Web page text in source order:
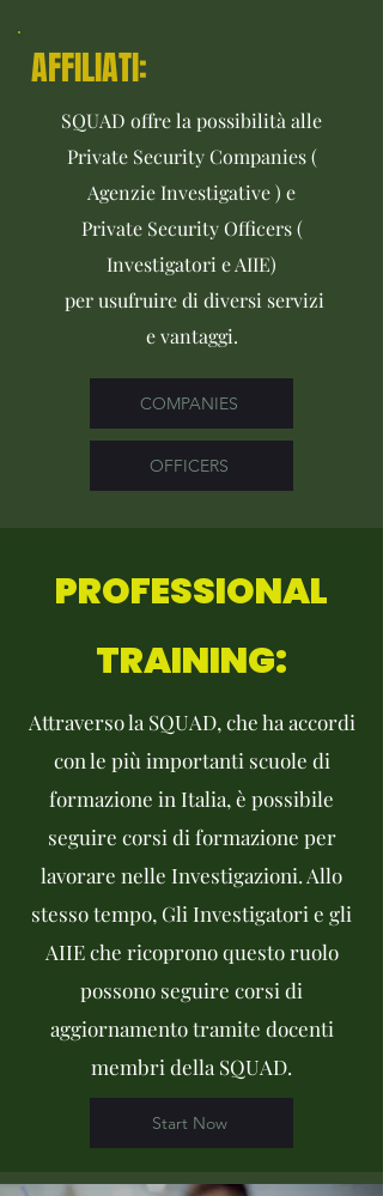
AFFILIATI:
SQUAD offre la possibilità alle
Private Security Companies(
Agenzie Investigative ) e
Private Security Officers (
Investigatori e AIIE)
per usufruire di diversi servizi
e vantaggi.
COMPANIES
OFFICERS
PROFESSIONAL
TRAINING:
Attraverso la SQUAD, che ha accordi
con le più importanti scuole di
formazione in Italia, è possibile
seguire corsi di formazione per
lavorare nelle Investigazioni. Allo
stesso tempo, Gli Investigatori e gli
AIIE che ricoprono questo ruolo
possono seguire corsi di
aggiornamento tramite docenti
membri della SQUAD.
Start Now